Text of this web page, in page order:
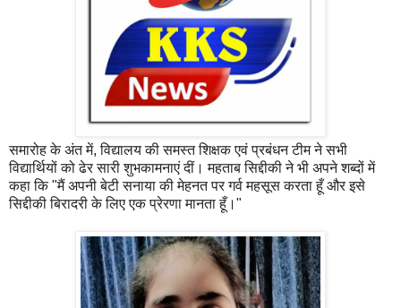
समारोह के अंत में, विद्यालय की समस्त शिक्षक एवं प्रबंधन टीम ने सभी
विद्यार्थियों को ढेर सारी शुभकामनाएं दीं। महताब सिद्दीकी ने भी अपने शब्दों में
कहा कि "मैं अपनी बेटी सनाया की मेहनत पर गर्व महसूस करता हूँ और इसे
सिद्दीकी बिरादरी के लिए एक प्रेरणा मानता हूँ।"